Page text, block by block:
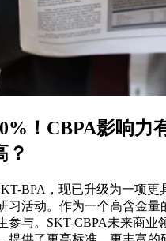
！CBPA影响力
？
BPA，现已升级为一项更
习活动。作为一个高含金量
参与。SKT-CBPA未来商业